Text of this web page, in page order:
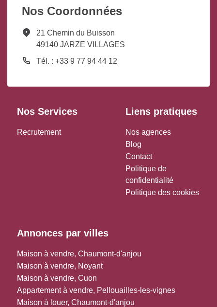
Nos Coordonnées
21 Chemin du Buisson
49140 JARZE VILLAGES
Tél. : +33 9 77 94 44 12
Nos Services
Recrutement
Liens pratiques
Nos agences
Blog
Contact
Politique de
confidentialité
Politique des cookies
Annonces par villes
Maison à vendre, Chaumont-d'anjou
Maison à vendre, Noyant
Maison à vendre, Cuon
Appartement à vendre, Pellouailles-les-vignes
Maison à louer, Chaumont-d'anjou